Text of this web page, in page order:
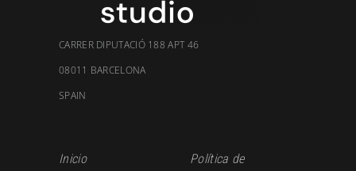
CARRER DIPUTACIÓ 188 APT 46
08011 BARCELONA
SPAIN
Inicio Política de